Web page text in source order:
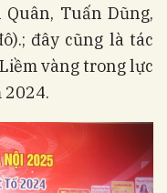
Tuấn Dũng,
đây cũng là tác
vàng trong lực
2024.